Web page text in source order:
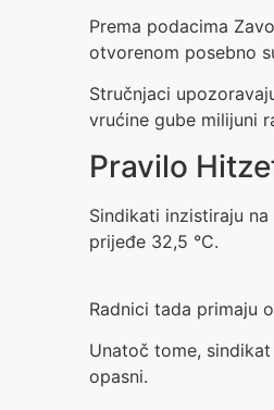
Prema podacima
otvorenom posebno
Stručnjaci
vrućine gube milijuni
Pravilo
Sindikati inzistiraju
prijeđe 32,5 °C.
Radnici tada primaju
Unatoč tome,
opasni.